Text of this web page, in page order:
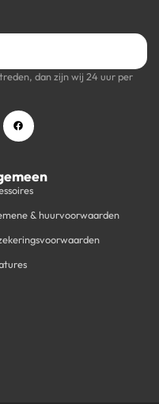
dan zijn wij 24 uur per
& huurvoorwaarden